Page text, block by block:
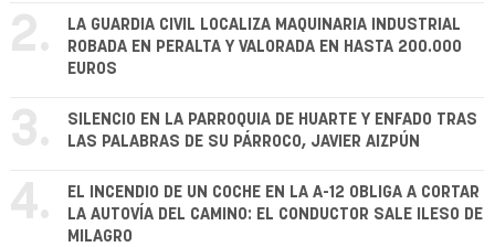
2.
LA GUARDIA CIVIL LOCALIZA MAQUINARIA INDUSTRIAL
ROBADA EN PERALTA Y VALORADA EN HASTA 200.000
EUROS
3.
SILENCIO EN LA PARROQUIA DE HUARTE Y ENFADO TRAS
LAS PALABRAS DE SU PÁRROCO, JAVIER AIZPÚN
4.
EL INCENDIO DE UN COCHE EN LA A-12 OBLIGA A CORTAR
LA AUTOVÍA DEL CAMINO: EL CONDUCTOR SALE ILESO DE
MILAGRO